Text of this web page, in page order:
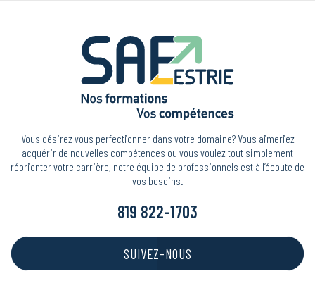
Vous désirez vous perfectionner dans votre domaine? Vous aimeriez
acquérir de nouvelles compétences ou vous voulez tout simplement
réorienter votre carrière, notre équipe de professionnels est à l’écoute de
vos besoins.
819 822-1703
SUIVEZ-NOUS